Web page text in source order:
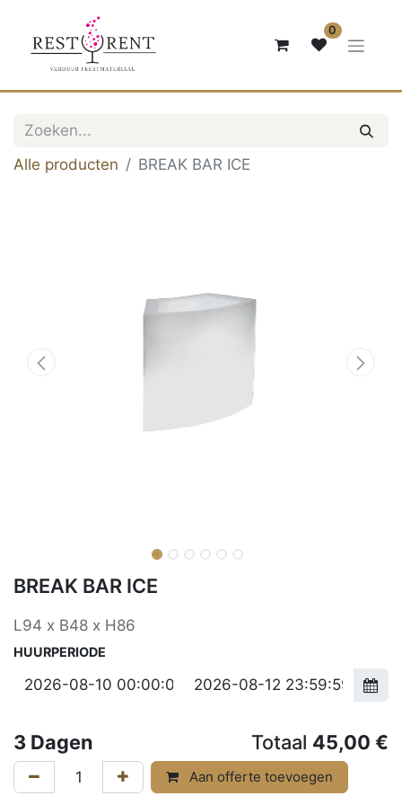
0
Alle producten BREAK BAR ICE
BREAK BAR ICE
L94 x B48 x H86
HUURPERIODE
3 Dagen Totaal 45,00 €
Aan offerte toevoegen